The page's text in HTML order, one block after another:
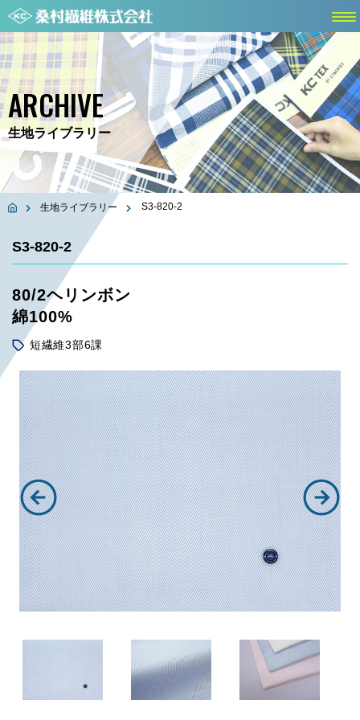
ARCHIVE
生地ライブラリー
生地ライブラリー S3-820-2
S3-820-2
80/2ヘリンボン
綿100%
短繊維3部6課